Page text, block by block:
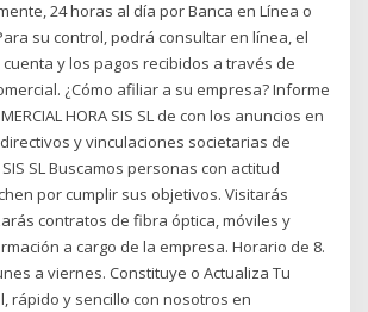
24 horas al día por Banca en Línea o
su control, podrá consultar en línea, el
y los pagos recibidos a través de
¿Cómo afiliar a su empresa? Informe
HORA SIS SL de con los anuncios en
directivos y vinculaciones societarias de
SIS SL Buscamos personas con actitud
por cumplir sus objetivos. Visitarás
contratos de fibra óptica, móviles y
a cargo de la empresa. Horario de 8.
a viernes. Constituye o Actualiza Tu
rápido y sencillo con nosotros en